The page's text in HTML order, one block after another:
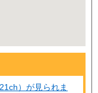
）が見られま